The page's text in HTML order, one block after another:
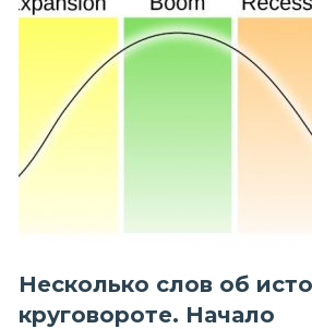
Несколько слов об
круговороте. Начало